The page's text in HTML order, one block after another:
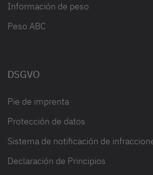
Información de peso
Peso ABC
DSGVO
Pie de imprenta
Protección de datos
Sistema de notificación de
Declaración de Principios